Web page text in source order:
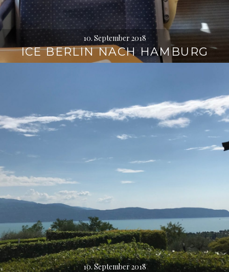
10. September 2018
ICE BERLIN NACH HAMBURG
10. September 2018